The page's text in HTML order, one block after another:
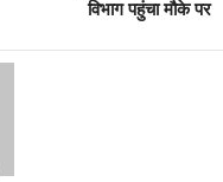
विभाग पहुंचा मौके पर